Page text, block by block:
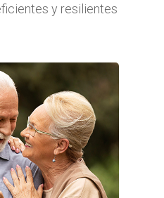
y resilientes